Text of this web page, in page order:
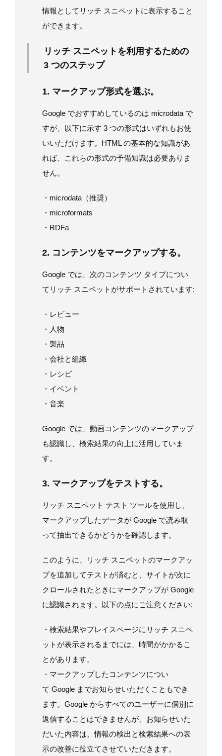
情報としてリッチ スニペットに表示すること
ができます。
リッチ スニペットを利用するための
3 つのステップ
1. マークアップ形式を選ぶ。
Google でおすすめしているのは microdata で
すが、以下に示す 3 つの形式はいずれもお使
いいただけます。HTML の基本的な知識があ
れば、これらの形式の予備知識は必要ありま
せん。
・microdata（推奨）
・microformats
・RDFa
2. コンテンツをマークアップする。
Google では、次のコンテンツ タイプについ
てリッチ スニペットがサポートされています:
・レビュー
・人物
・製品
・会社と組織
・レシピ
・イベント
・音楽
Google では、動画コンテンツのマークアップ
も認識し、検索結果の向上に活用していま
す。
3. マークアップをテストする。
リッチ スニペット テスト ツールを使用し、
マークアップしたデータが Google で読み取
って抽出できるかどうかを確認します。
このように、リッチ スニペットのマークアッ
プを追加してテストが済むと、サイトが次に
クロールされたときにマークアップが Google
に認識されます。以下の点にご注意ください:
・検索結果やプレイスページにリッチ スニペ
ットが表示されるまでには、時間がかかるこ
とがあります。
・マークアップしたコンテンツについ
て Google までお知らせいただくこともでき
ます。Google からすべてのユーザーに個別に
返信することはできませんが、お知らせいた
だいた内容は、情報の検出と検索結果への表
示の改善に役立てさせていただきます。